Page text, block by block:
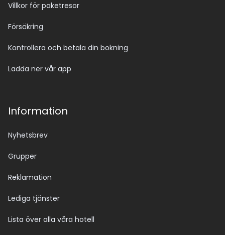
Villkor för paketresor
Försäkring
Kontrollera och betala din bokning
Ladda ner vår app
Information
Nyhetsbrev
Grupper
Reklamation
Lediga tjänster
Lista över alla våra hotell